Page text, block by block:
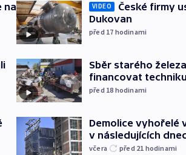
na
VIDEO
České firmy
Dukovan
před 17 hodinami
Sběr starého
financovat
před 18 hodinami
Demolice vyhořelé
v následujících
včera před 21 hodinami